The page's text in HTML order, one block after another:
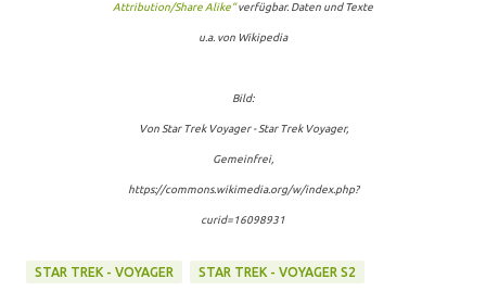
Attribution/Share Alike“verfügbar. Daten und Texte
u.a. von Wikipedia
Bild:
Von Star Trek Voyager - Star Trek Voyager,
Gemeinfrei,
https://commons.wikimedia.org/w/index.php?
curid=16098931
STAR TREK - VOYAGER STAR TREK - VOYAGER S2